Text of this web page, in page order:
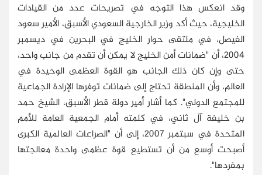
وقد انعكس هذا التوجه في تصريحات عدد من القيادات
الخليجية، حيث أكد وزير الخارجية السعودي الأسبق، الأمير سعود
الفيصل، في ملتقى حوار الخليج في البحرين في ديسمبر
2004، أن "ضمانات أمن الخليج لا يمكن أن تقدم من جانب واحد،
حتى وإن كان ذلك الجانب هو القوة العظمى الوحيدة في
العالم، وأن المنطقة تحتاج إلى ضمانات توفرها الإرادة الجماعية
للمجتمع الدولي". كما أشار أمير دولة قطر الأسبق، الشيخ حمد
بن خليفة آل ثاني، في كلمته أمام الجمعية العامة للأمم
المتحدة في سبتمبر 2007، إلى أن "الصراعات العالمية الكبرى
أصبحت أوسع من أن تستطيع قوة عظمى واحدة معالجتها
بمفردها".